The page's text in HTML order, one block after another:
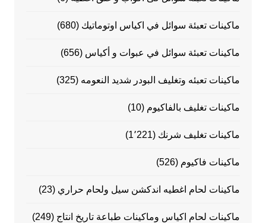
ماكينات تعبئة سوائل في اكياس اوتوماتيك (680)
ماكينات تعبئة سوائل في عبوات و أكياس (656)
ماكينات تعبئه وتغليف البودر شديد النعومه (325)
ماكينات تغليف بالفاكيوم (10)
ماكينات تغليف شرنك (1٬221)
ماكينات فاكيوم (526)
ماكينات لحام اغطيه اندكشن سيل ولحام حراري (23)
ماكينات لحام اكياس وماكينات طباعة تاريخ انتاج (249)